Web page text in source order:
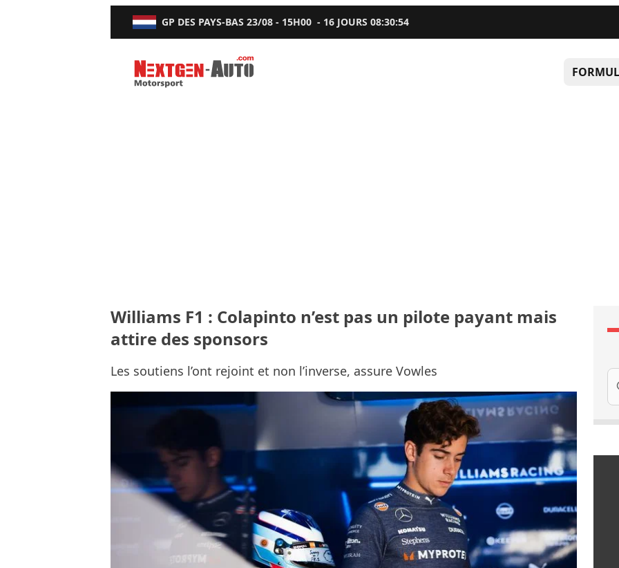
GP DES PAYS-BAS 23/08 - 15H00 - 16 JOURS08:30:52
Nextgen-Auto.com
Williams F1 : Colapinto n’est pas un pilote payant mais
attire des sponsors
Les soutiens l’ont rejoint et non l’inverse, assure Vowles